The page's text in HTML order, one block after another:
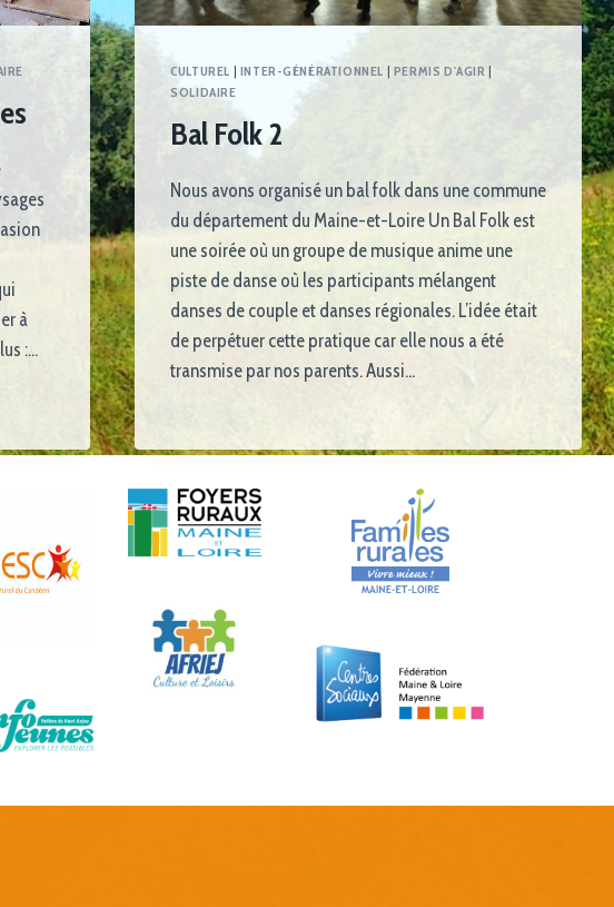
à
:…
CULTUREL INTER-GÉNÉRATIONNEL PERMIS D'AGIR
SOLIDAIRE
Bal Folk 2
Nous avons organisé un bal folk dans une commune
du département du Maine-et-Loire Un Bal Folk est
une soirée où un groupe de musique anime une
piste de danse où les participants mélangent
danses de couple et danses régionales. L’idée était
de perpétuer cette pratique car elle nous a été
transmise par nos parents. Aussi…